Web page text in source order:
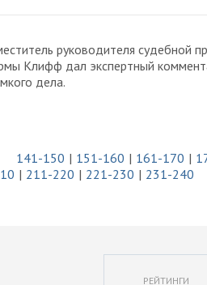
руководителя судебной
Клифф дал экспертный
дела.
141-150 151-160 161-170
211-220 221-230 231-240
РЕЙТИНГИ